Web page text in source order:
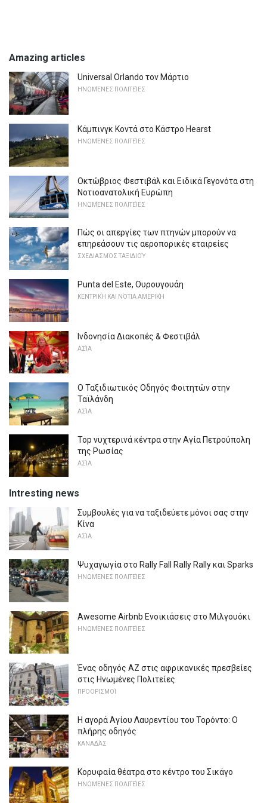
Amazing articles
Universal Orlando τον Μάρτιο
ΗΝΩΜΈΝΕΣ ΠΟΛΙΤΕΊΕΣ
Κάμπινγκ Κοντά στο Κάστρο Hearst
ΗΝΩΜΈΝΕΣ ΠΟΛΙΤΕΊΕΣ
Οκτώβριος Φεστιβάλ και Ειδικά Γεγονότα στη
Νοτιοανατολική Ευρώπη
ΗΝΩΜΈΝΕΣ ΠΟΛΙΤΕΊΕΣ
Πώς οι απεργίες των πτηνών μπορούν να
επηρεάσουν τις αεροπορικές εταιρείες
ΣΧΕΔΙΑΣΜΌΣ ΤΑΞΙΔΙΟΎ
Punta del Este, Ουρουγουάη
ΚΕΝΤΡΙΚΉ ΚΑΙ ΝΌΤΙΑ ΑΜΕΡΙΚΉ
Ινδονησία Διακοπές & Φεστιβάλ
ΑΣΊΑ
Ο Ταξιδιωτικός Οδηγός Φοιτητών στην
Ταϊλάνδη
ΑΣΊΑ
Top νυχτερινά κέντρα στην Αγία Πετρούπολη
της Ρωσίας
ΑΣΊΑ
Intresting news
Συμβουλές για να ταξιδεύετε μόνοι σας στην
Κίνα
ΑΣΊΑ
Ψυχαγωγία στο Rally Fall Rally Rally και Sparks
ΗΝΩΜΈΝΕΣ ΠΟΛΙΤΕΊΕΣ
Awesome Airbnb Ενοικιάσεις στο Μιλγουόκι
ΗΝΩΜΈΝΕΣ ΠΟΛΙΤΕΊΕΣ
Ένας οδηγός AZ στις αφρικανικές πρεσβείες
στις Ηνωμένες Πολιτείες
ΠΡΟΟΡΙΣΜΟΊ
Η αγορά Αγίου Λαυρεντίου του Τορόντο: Ο
πλήρης οδηγός
ΚΑΝΑΔΆΣ
Κορυφαία θέατρα στο κέντρο του Σικάγο
ΗΝΩΜΈΝΕΣ ΠΟΛΙΤΕΊΕΣ